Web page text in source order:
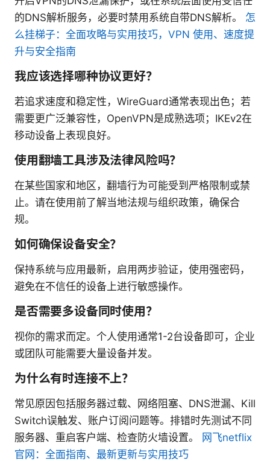
的DNS解析服务，必要时禁用系统自带DNS解析。 怎
么挂梯子：全面攻略与实用技巧，VPN 使用、速度提
升与安全指南
我应该选择哪种协议更好？
若追求速度和稳定性，WireGuard通常表现出色；若
需要更广泛兼容性，OpenVPN是成熟选项；IKEv2在
移动设备上表现良好。
使用翻墙工具涉及法律风险吗？
在某些国家和地区，翻墙行为可能受到严格限制或禁
止。请在使用前了解当地法规与组织政策，确保合
规。
如何确保设备安全？
保持系统与应用最新，启用两步验证，使用强密码，
避免在不信任的设备上进行敏感操作。
是否需要多设备同时使用？
视你的需求而定。个人使用通常1-2台设备即可，企业
或团队可能需要大量设备并发。
为什么有时连接不上？
常见原因包括服务器过载、网络阻塞、DNS泄漏、Kill
Switch误触发、账户订阅问题等。排错时先测试不同
服务器、重启客户端、检查防火墙设置。
网飞netflix
官网：全面指南、最新更新与实用技巧